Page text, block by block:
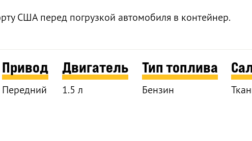
США перед погрузкой автомобиля в контейнер.
Привод
Передний
Двигатель
1.5 л
Тип топлива
Бензин